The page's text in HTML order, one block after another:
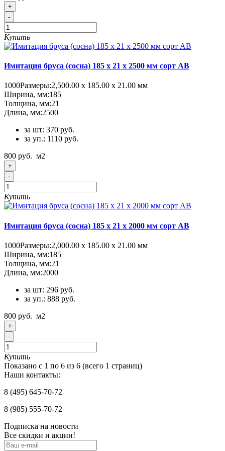
+
-
Купить
Имитация бруса (сосна) 185 x 21 x 2500 мм сорт AB
1000Размеры:2,500.00 х 185.00 х 21.00 мм
Ширина, мм:185
Толщина, мм:21
Длина, мм:2500
за шт: 370 руб.
за уп.: 1110 руб.
800 руб. м2
+
-
Купить
Имитация бруса (сосна) 185 x 21 x 2000 мм сорт АВ
1000Размеры:2,000.00 х 185.00 х 21.00 мм
Ширина, мм:185
Толщина, мм:21
Длина, мм:2000
за шт: 296 руб.
за уп.: 888 руб.
800 руб. м2
+
-
Купить
Показано с 1 по 6 из 6 (всего 1 страниц)
Наши контакты:
8 (495) 645-70-72
8 (985) 555-70-72
Подписка на новости
Все скидки и акции!